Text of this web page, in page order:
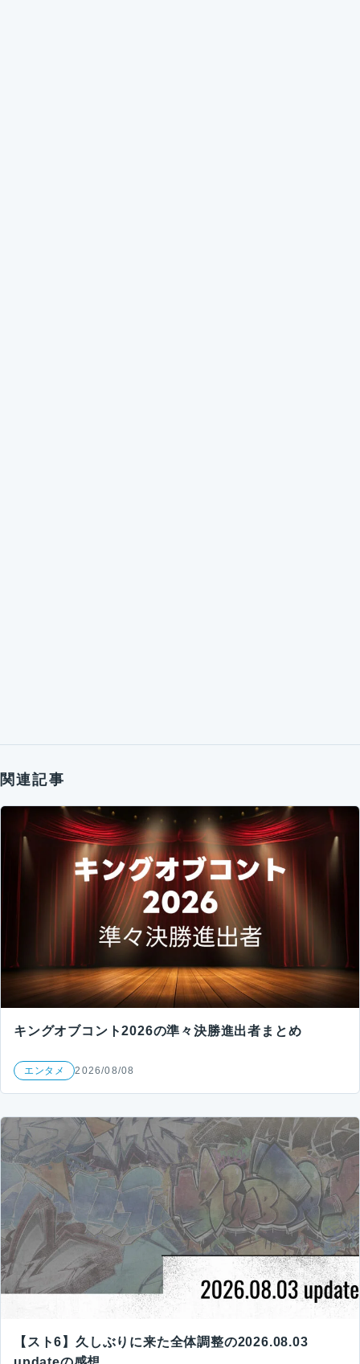
関連記事
キングオブコント2026の準々決勝進出者まとめ
エンタメ 2026/08/08
【スト6】久しぶりに来た全体調整の2026.08.03